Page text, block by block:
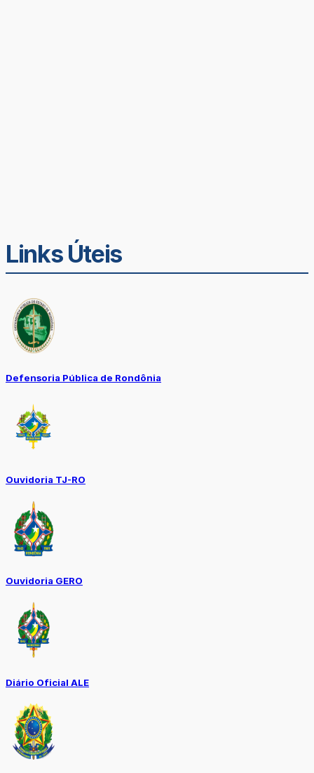
Links Úteis
Defensoria Pública de Rondônia
Ouvidoria TJ-RO
Ouvidoria GERO
Diário Oficial ALE